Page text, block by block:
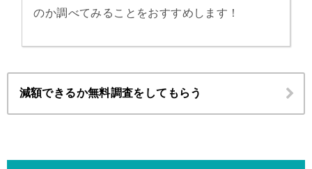
のか調べてみることをおすすめします！
減額できるか無料調査をしてもらう